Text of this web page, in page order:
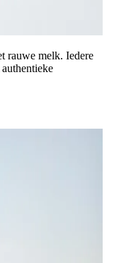
rauwe melk. Iedere